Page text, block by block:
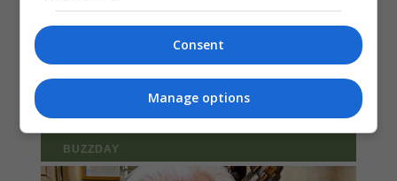
Consent
Manage options